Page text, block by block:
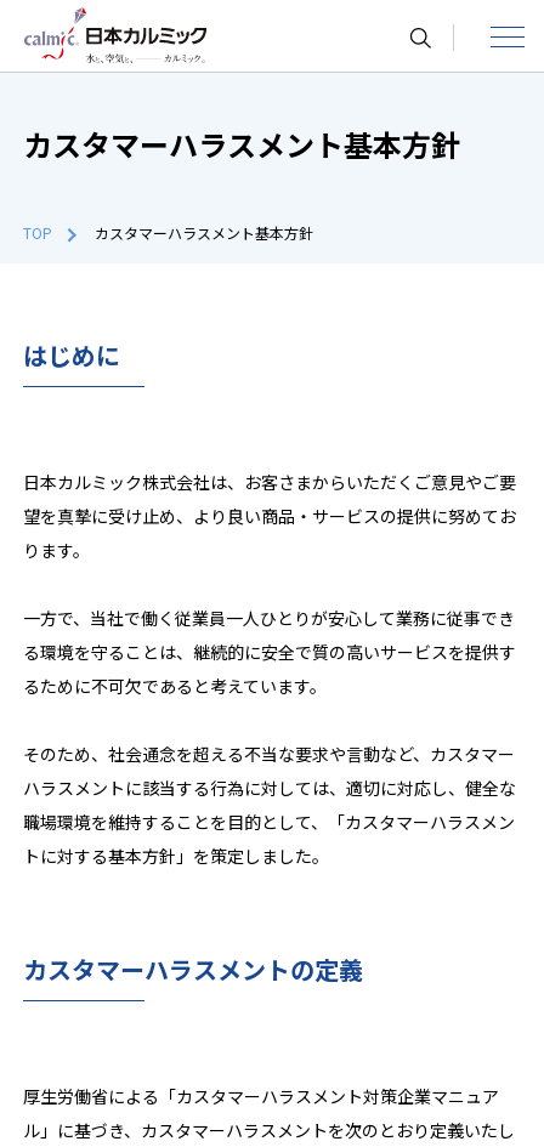
toggle
カスタマーハラスメント基本方針
TOP カスタマーハラスメント基本方針
はじめに
日本カルミック株式会社は、お客さまからいただくご意見やご要
望を真摯に受け止め、より良い商品・サービスの提供に努めてお
ります。
一方で、当社で働く従業員一人ひとりが安心して業務に従事でき
る環境を守ることは、継続的に安全で質の高いサービスを提供す
るために不可欠であると考えています。
そのため、社会通念を超える不当な要求や言動など、カスタマー
ハラスメントに該当する行為に対しては、適切に対応し、健全な
職場環境を維持することを目的として、「カスタマーハラスメン
トに対する基本方針」を策定しました。
カスタマーハラスメントの定義
厚生労働省による「カスタマーハラスメント対策企業マニュア
ル」に基づき、カスタマーハラスメントを次のとおり定義いたし